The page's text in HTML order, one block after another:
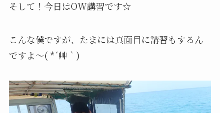
そして！今日はOW講習です☆
こんな僕ですが、たまには真面目に講習もするん
ですよ～( *´艸｀)